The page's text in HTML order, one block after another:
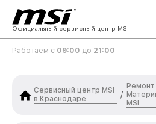
Официальный сервисный центр MSI
Работаем с 09:00 до 21:00
Сервисный центр MSI
в Краснодаре
/
Ремонт
MSI